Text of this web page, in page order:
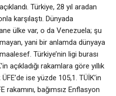
Türkiye, 28 yıl aradan
karşılaştı. Dünyada
ülke var, o da Venezuela; şu
yani bir anlamda dünyaya
Türkiye’nin ligi burası
açıkladığı rakamlara göre yıllık
ise yüzde 105,1. TÜİK’in
bağımsız Enflasyon